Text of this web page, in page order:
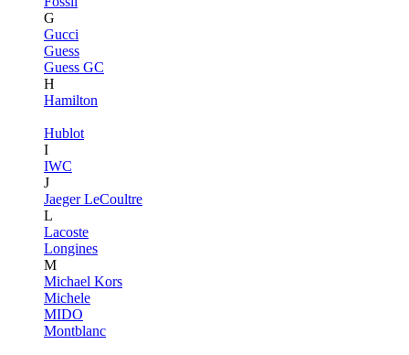
G
Gucci
Guess
Guess GC
H
Hamilton
Hublot
I
IWC
J
Jaeger LeCoultre
L
Lacoste
Longines
M
Michael Kors
Michele
MIDO
Montblanc